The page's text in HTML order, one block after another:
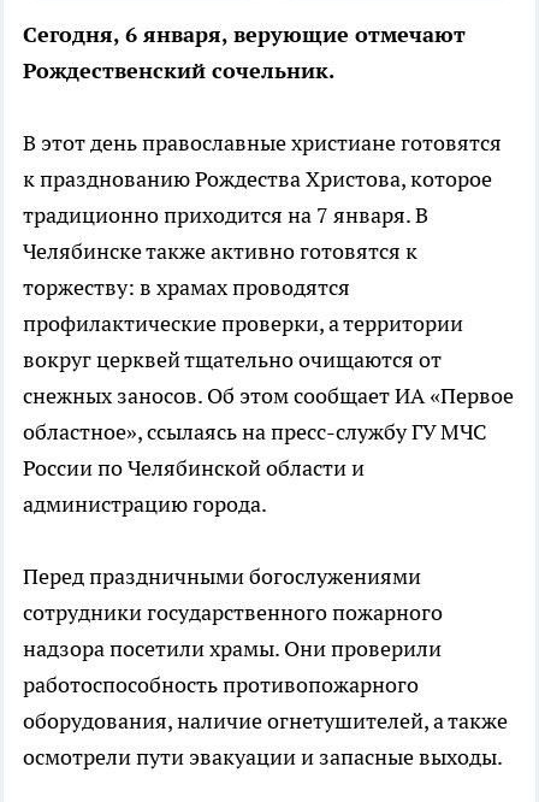
Сегодня, 6 января, верующие отмечают
Рождественский сочельник.
В этот день православные христиане готовятся
к празднованию Рождества Христова, которое
традиционно приходится на 7 января. В
Челябинске также активно готовятся к
торжеству: в храмах проводятся
профилактические проверки, а территории
вокруг церквей тщательно очищаются от
снежных заносов. Об этом сообщает ИА «Первое
областное», ссылаясь на пресс-службу ГУ МЧС
России по Челябинской области и
администрацию города.
Перед праздничными богослужениями
сотрудники государственного пожарного
надзора посетили храмы. Они проверили
работоспособность противопожарного
оборудования, наличие огнетушителей, а также
осмотрели пути эвакуации и запасные выходы.